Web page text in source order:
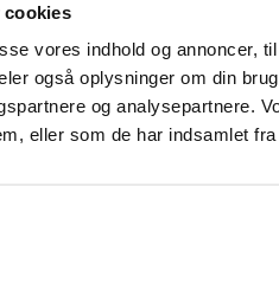
cookies
vores indhold og annoncer,
også oplysninger om din
og analysepartnere.
eller som de har indsamlet